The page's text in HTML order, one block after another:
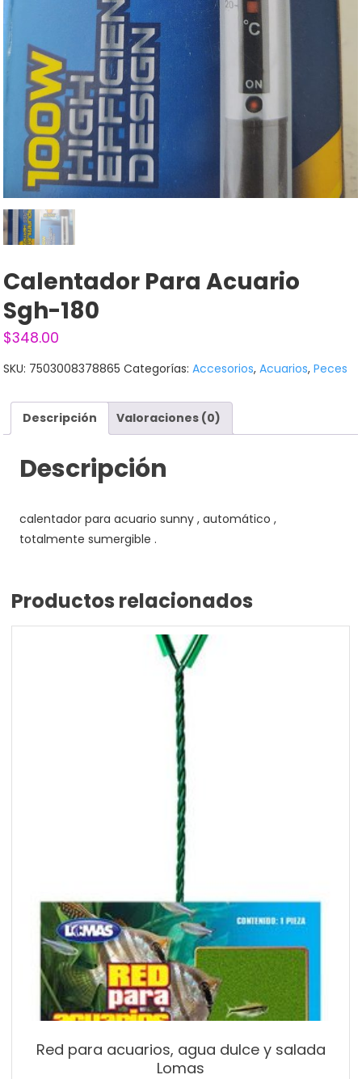
Calentador Para Acuario
Sgh-180
$348.00
SKU: 7503008378865 Categorías:Accesorios,Acuarios,Peces
Descripción Valoraciones (0)
Descripción
calentador para acuario sunny , automático ,
totalmente sumergible .
Productos relacionados
Red para acuarios, agua dulce y salada
Lomas